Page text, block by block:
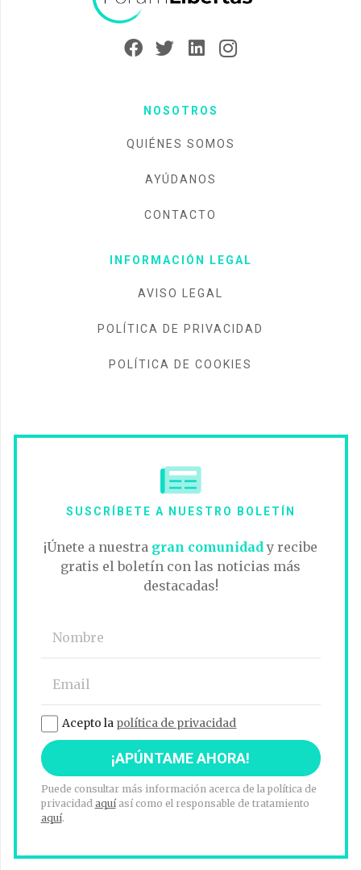
NOSOTROS
QUIÉNES SOMOS
AYÚDANOS
CONTACTO
INFORMACIÓN LEGAL
AVISO LEGAL
POLÍTICA DE PRIVACIDAD
POLÍTICA DE COOKIES
SUSCRÍBETE A NUESTRO BOLETÍN
¡Únete a nuestra gran comunidady recibe
gratis el boletín con las noticias más
destacadas!
Acepto la política de privacidad
Puede consultar más información acerca de la política de
privacidad aquíasí como el responsable de tratamiento
aquí.